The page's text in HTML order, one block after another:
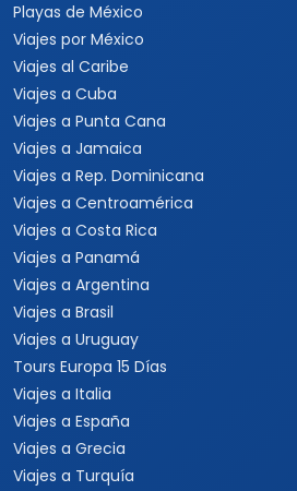
Viajes a Nueva York
Viajes a Las Vegas
Viajes a Orlando
Viajes a Hawaii
Viajes a Los Cabos
Viajes a Cancún
Viajes a Chiapas
Playas de México
Viajes por México
Viajes al Caribe
Viajes a Cuba
Viajes a Punta Cana
Viajes a Jamaica
Viajes a Rep. Dominicana
Viajes a Centroamérica
Viajes a Costa Rica
Viajes a Panamá
Viajes a Argentina